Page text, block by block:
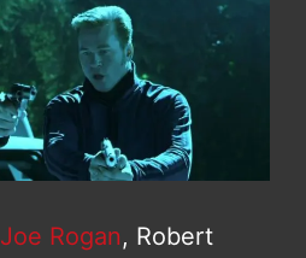
Joe Rogan, Robert